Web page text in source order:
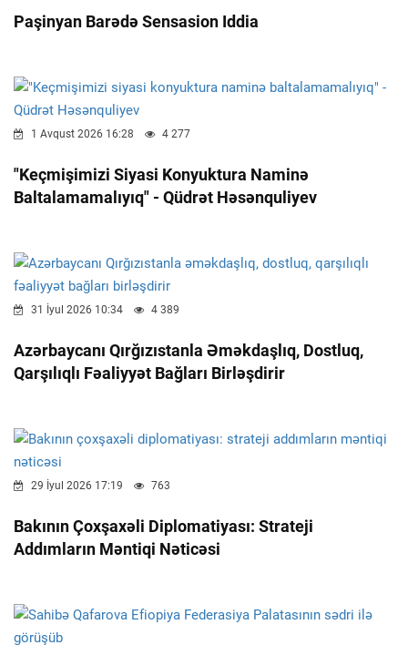
Paşinyan Barədə Sensasion Iddia
1 Avqust 2026 16:28 4 277
"Keçmişimizi Siyasi Konyuktura Naminə
Baltalamamalıyıq" - Qüdrət Həsənquliyev
31 İyul 2026 10:34 4 389
Azərbaycanı Qırğızıstanla Əməkdaşlıq, Dostluq,
Qarşılıqlı Fəaliyyət Bağları Birləşdirir
29 İyul 2026 17:19 763
Bakının Çoxşaxəli Diplomatiyası: Strateji
Addımların Məntiqi Nəticəsi